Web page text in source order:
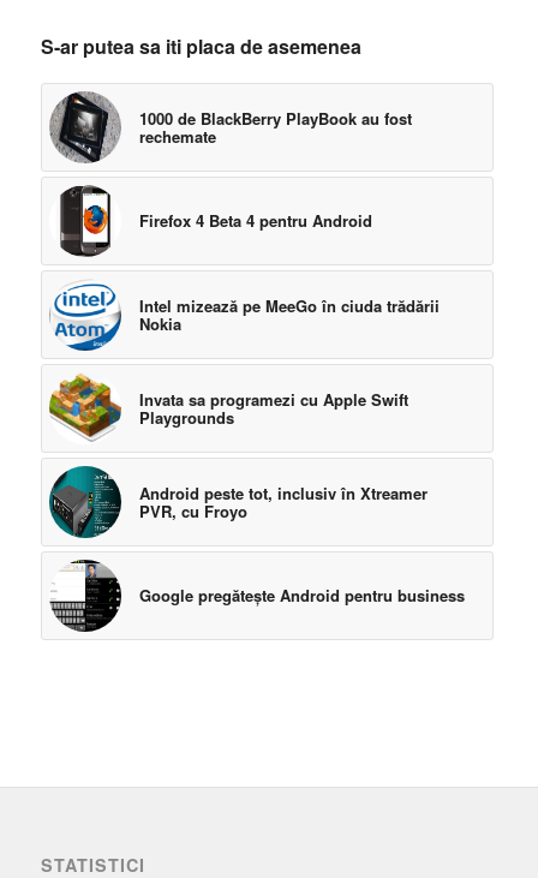
S-ar putea sa iti placa de asemenea
1000 de BlackBerry PlayBook au fost
rechemate
Firefox 4 Beta 4 pentru Android
Intel mizează pe MeeGo în ciuda trădării
Nokia
Invata sa programezi cu Apple Swift
Playgrounds
Android peste tot, inclusiv în Xtreamer
PVR, cu Froyo
Google pregăteşte Android pentru business
STATISTICI